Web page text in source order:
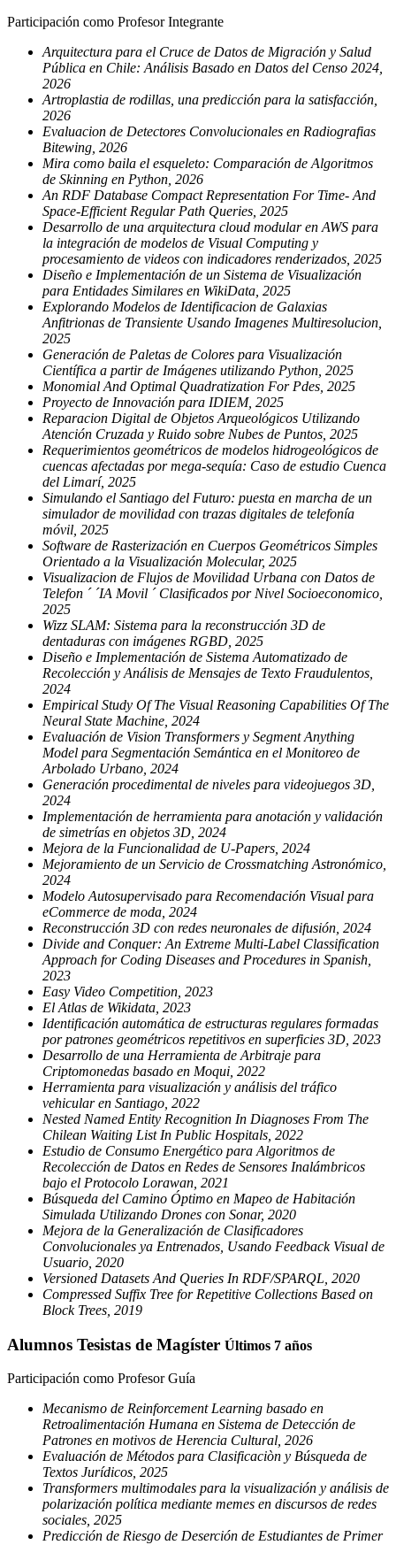
Participación como Profesor Integrante
Arquitectura para el Cruce de Datos de Migración y Salud
Pública en Chile: Análisis Basado en Datos del Censo 2024,
2026
Artroplastia de rodillas, una predicción para la satisfacción,
2026
Evaluacion de Detectores Convolucionales en Radiografias
Bitewing, 2026
Mira como baila el esqueleto: Comparación de Algoritmos
de Skinning en Python, 2026
An RDF Database Compact Representation For Time- And
Space-Efficient Regular Path Queries, 2025
Desarrollo de una arquitectura cloud modular en AWS para
la integración de modelos de Visual Computing y
procesamiento de videos con indicadores renderizados, 2025
Diseño e Implementación de un Sistema de Visualización
para Entidades Similares en WikiData, 2025
Explorando Modelos de Identificacion de Galaxias
Anfitrionas de Transiente Usando Imagenes Multiresolucion,
2025
Generación de Paletas de Colores para Visualización
Científica a partir de Imágenes utilizando Python, 2025
Monomial And Optimal Quadratization For Pdes, 2025
Proyecto de Innovación para IDIEM, 2025
Reparacion Digital de Objetos Arqueológicos Utilizando
Atención Cruzada y Ruido sobre Nubes de Puntos, 2025
Requerimientos geométricos de modelos hidrogeológicos de
cuencas afectadas por mega-sequía: Caso de estudio Cuenca
del Limarí, 2025
Simulando el Santiago del Futuro: puesta en marcha de un
simulador de movilidad con trazas digitales de telefonía
móvil, 2025
Software de Rasterización en Cuerpos Geométricos Simples
Orientado a la Visualización Molecular, 2025
Visualizacion de Flujos de Movilidad Urbana con Datos de
Telefon ´ ´IA Movil ´ Clasificados por Nivel Socioeconomico,
2025
Wizz SLAM: Sistema para la reconstrucción 3D de
dentaduras con imágenes RGBD, 2025
Diseño e Implementación de Sistema Automatizado de
Recolección y Análisis de Mensajes de Texto Fraudulentos,
2024
Empirical Study Of The Visual Reasoning Capabilities Of The
Neural State Machine, 2024
Evaluación de Vision Transformers y Segment Anything
Model para Segmentación Semántica en el Monitoreo de
Arbolado Urbano, 2024
Generación procedimental de niveles para videojuegos 3D,
2024
Implementación de herramienta para anotación y validación
de simetrías en objetos 3D, 2024
Mejora de la Funcionalidad de U-Papers, 2024
Mejoramiento de un Servicio de Crossmatching Astronómico,
2024
Modelo Autosupervisado para Recomendación Visual para
eCommerce de moda, 2024
Reconstrucción 3D con redes neuronales de difusión, 2024
Divide and Conquer: An Extreme Multi-Label Classification
Approach for Coding Diseases and Procedures in Spanish,
2023
Easy Video Competition, 2023
El Atlas de Wikidata, 2023
Identificación automática de estructuras regulares formadas
por patrones geométricos repetitivos en superficies 3D, 2023
Desarrollo de una Herramienta de Arbitraje para
Criptomonedas basado en Moqui, 2022
Herramienta para visualización y análisis del tráfico
vehicular en Santiago, 2022
Nested Named Entity Recognition In Diagnoses From The
Chilean Waiting List In Public Hospitals, 2022
Estudio de Consumo Energético para Algoritmos de
Recolección de Datos en Redes de Sensores Inalámbricos
bajo el Protocolo Lorawan, 2021
Búsqueda del Camino Óptimo en Mapeo de Habitación
Simulada Utilizando Drones con Sonar, 2020
Mejora de la Generalización de Clasificadores
Convolucionales ya Entrenados, Usando Feedback Visual de
Usuario, 2020
Versioned Datasets And Queries In RDF/SPARQL, 2020
Compressed Suffix Tree for Repetitive Collections Based on
Block Trees, 2019
Alumnos Tesistas de Magíster Últimos 7 años
Participación como Profesor Guía
Mecanismo de Reinforcement Learning basado en
Retroalimentación Humana en Sistema de Detección de
Patrones en motivos de Herencia Cultural, 2026
Evaluación de Métodos para Clasificaciòn y Búsqueda de
Textos Jurídicos, 2025
Transformers multimodales para la visualización y análisis de
polarización política mediante memes en discursos de redes
sociales, 2025
Predicción de Riesgo de Deserción de Estudiantes de Primer